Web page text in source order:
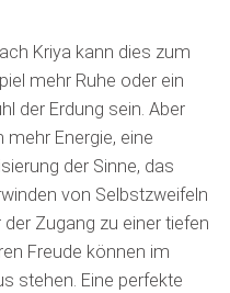
Kriya kann dies zum
mehr Ruhe oder ein
der Erdung sein. Aber
mehr Energie, eine
der Sinne, das
von Selbstzweifeln
der Zugang zu einer tiefen
Freude können im
stehen. Eine perfekte